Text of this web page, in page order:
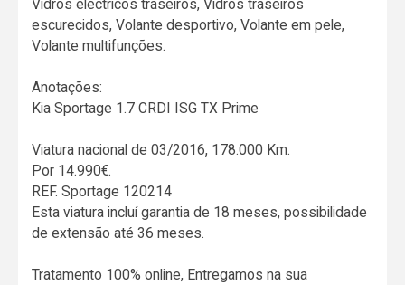
Vidros eléctricos traseiros, Vidros traseiros
escurecidos, Volante desportivo, Volante em pele,
Volante multifunções.
Anotações:
Kia Sportage 1.7 CRDI ISG TX Prime
Viatura nacional de 03/2016, 178.000 Km.
Por 14.990€.
REF. Sportage 120214
Esta viatura incluí garantia de 18 meses, possibilidade
de extensão até 36 meses.
Tratamento 100% online, Entregamos na sua